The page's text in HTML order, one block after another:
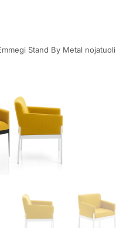
Stand By Metal nojatuoli